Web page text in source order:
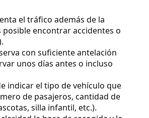
el tráfico además de la
posible encontrar accidentes o
con suficiente antelación
unos días antes o incluso
indicar el tipo de vehículo que
de pasajeros, cantidad de
silla infantil, etc.).